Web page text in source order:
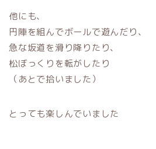
他にも、
円陣を組んでボールで遊んだり、
急な坂道を滑り降りたり、
松ぼっくりを転がしたり
（あとで拾いました）
とっても楽しんでいました